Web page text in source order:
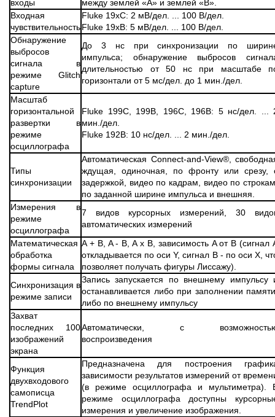
входы
между землей «А» и землей «В».
Входная
чувствительность
Fluke 19xC: 2 мВ/дел. ... 100 В/дел.
Fluke 19xB: 5 мВ/дел. ... 100 В/дел.
Обнаружение
выбросов
сигнала в
режиме Glitch
capture
До 3 нс при синхронизации по
импульса; обнаружение выбросов
длительностью от 50 нс при масштабе
горизонтали от 5 мс/дел. до 1 мин./дел.
Масштаб
горизонтальной
развертки в
режиме
осциллографа
Fluke 199C, 199B, 196C, 196B: 5 нс/дел. ...
мин./дел.
Fluke 192B: 10 нс/дел. ... 2 мин./дел.
Типы
синхронизации
Автоматическая Connect-and-View®,
ждущая, одиночная, по фронту или срезу,
задержкой, видео по кадрам, видео по
по заданной ширине импульса и внешняя.
Измерения в
режиме
осциллографа
7 видов курсорных измерений, 30
автоматических измерений
Математическая
обработка
формы сигнала
A + B, A - B, A x B, зависимость A от B (сигнал
откладывается по оси Y, сигнал В - по оси Х,
позволяет получать фигуры Лиссажу).
Синхронизация в
режиме записи
Запись запускается по внешнему импульсу
останавливается либо при заполнении
либо по внешнему импульсу
Захват
последних 100
изображений
экрана
Автоматически, с
воспроизведения
Функция
двухвходового
самописца
TrendPlot
Предназначена для построения
зависимости результатов измерений от
(в режиме осциллографа и мультиметра).
режиме осциллографа доступны
измерения и увеличение изображения.